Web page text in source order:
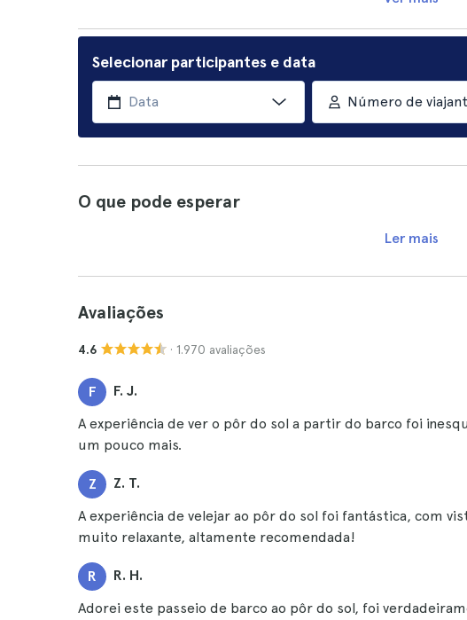
Selecionar participantes e data
Número de
O que pode esperar
Ler mais
Avaliações
4.6 · 1.970 avaliações
F F. J.
A experiência de ver o pôr do sol a partir do barco foi
um pouco mais.
Z Z. T.
A experiência de velejar ao pôr do sol foi fantástica, com
muito relaxante, altamente recomendada!
R R. H.
Adorei este passeio de barco ao pôr do sol, foi